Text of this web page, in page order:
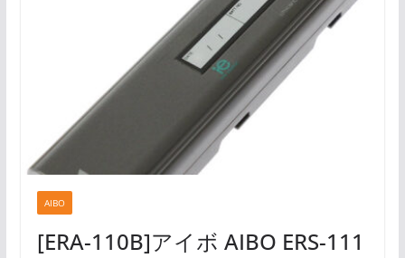
AIBO
[ERA-110B]アイボ AIBO ERS-111